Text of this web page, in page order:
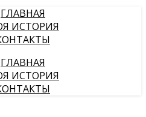
ГЛАВНАЯ
ИСТОРИЯ
ГЛАВНАЯ
ИСТОРИЯ